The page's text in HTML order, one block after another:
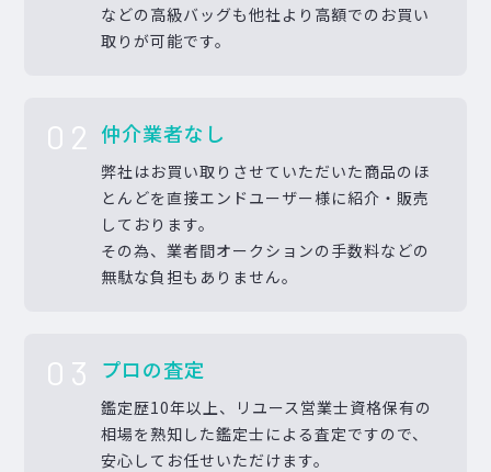
などの高級バッグも他社より高額でのお買い
取りが可能です。
02 仲介業者なし
弊社はお買い取りさせていただいた商品のほ
とんどを直接エンドユーザー様に紹介・販売
しております。
その為、業者間オークションの手数料などの
無駄な負担もありません。
03 プロの査定
鑑定歴10年以上、リユース営業士資格保有の
相場を熟知した鑑定士による査定ですので、
安心してお任せいただけます。